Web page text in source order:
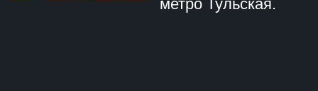
метро Тульская.